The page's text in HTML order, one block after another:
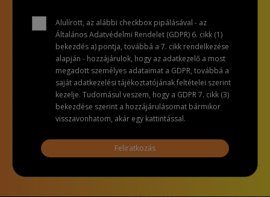
Alulírott, az alábbi checkbox pipálásával - az
Általános Adatvédelmi Rendelet (GDPR) 6. cikk (1)
bekezdés a) pontja, továbbá a 7. cikk rendelkezése
alapján - hozzájárulok, hogy az adatkezelő a most
megadott személyes adataimat a GDPR, továbbá a
saját adatkezelési tájékoztatójának feltételei szerint
kezelje. Tudomásul veszem, hogy a GDPR 7. cikk (3)
bekezdése szerint a hozzájárulásomat bármikor
visszavonhatom, akár egy kattintással.
Feliratkozás